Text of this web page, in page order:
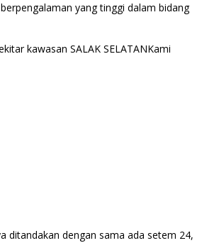
yang tinggi dalam bidang
kawasan SALAK SELATANKami
ditandakan dengan sama ada setem 24,